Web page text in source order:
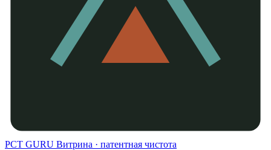
PCT GURU Витрина · патентная чистота